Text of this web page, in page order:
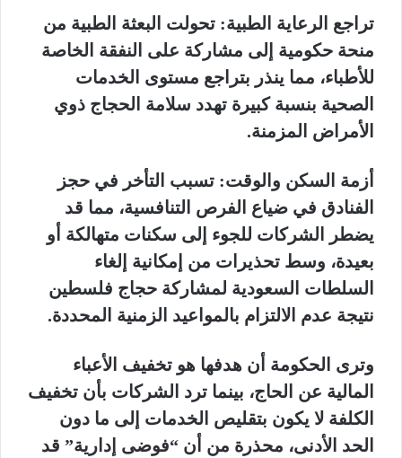
تراجع الرعاية الطبية: تحولت البعثة الطبية من
منحة حكومية إلى مشاركة على النفقة الخاصة
للأطباء، مما ينذر بتراجع مستوى الخدمات
الصحية بنسبة كبيرة تهدد سلامة الحجاج ذوي
الأمراض المزمنة.
أزمة السكن والوقت: تسبب التأخر في حجز
الفنادق في ضياع الفرص التنافسية، مما قد
يضطر الشركات للجوء إلى سكنات متهالكة أو
بعيدة، وسط تحذيرات من إمكانية إلغاء
السلطات السعودية لمشاركة حجاج فلسطين
نتيجة عدم الالتزام بالمواعيد الزمنية المحددة.
وترى الحكومة أن هدفها هو تخفيف الأعباء
المالية عن الحاج، بينما ترد الشركات بأن تخفيف
الكلفة لا يكون بتقليص الخدمات إلى ما دون
الحد الأدنى، محذرة من أن “فوضى إدارية” قد